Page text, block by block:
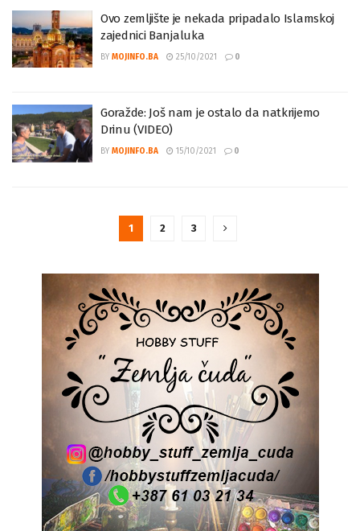
Ovo zemljište je nekada pripadalo Islamskoj
zajednici Banjaluka
BY MOJINFO.BA 25/10/2021 0
Goražde: Još nam je ostalo da natkrijemo
Drinu (VIDEO)
BY MOJINFO.BA 15/10/2021 0
1 2 3